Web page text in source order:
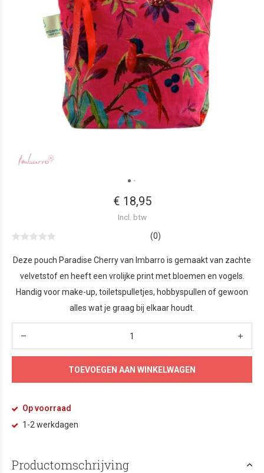
€ 18,95
Incl. btw
(0)
Deze pouch Paradise Cherry van Imbarro is gemaakt van zachte
velvetstof en heeft een vrolijke print met bloemen en vogels.
Handig voor make-up, toiletspulletjes, hobbyspullen of gewoon
alles wat je graag bij elkaar houdt.
TOEVOEGEN AAN WINKELWAGEN
Op voorraad
1-2 werkdagen
Productomschrijving